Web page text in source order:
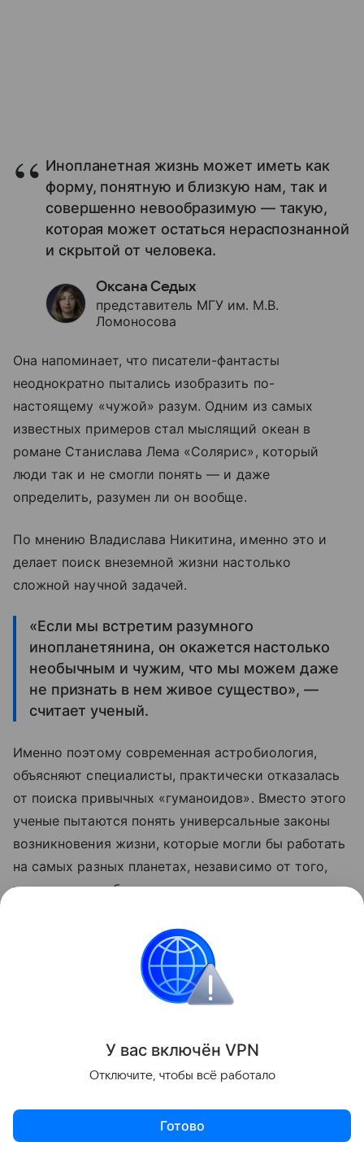
Инопланетная жизнь может иметь как
форму, понятную и близкую нам, так и
совершенно невообразимую — такую,
которая может остаться нераспознанной
и скрытой от человека.
Оксана Седых
представитель МГУ им. М.В.
Ломоносова
Она напоминает, что писатели-фантасты
неоднократно пытались изобразить по-
настоящему «чужой» разум. Одним из самых
известных примеров стал мыслящий океан в
романе Станислава Лема «Солярис», который
люди так и не смогли понять — и даже
определить, разумен ли он вообще.
По мнению Владислава Никитина, именно это и
делает поиск внеземной жизни настолько
сложной научной задачей.
«Если мы встретим разумного
инопланетянина, он окажется настолько
необычным и чужим, что мы можем даже
не признать в нем живое существо», —
считает ученый.
Именно поэтому современная астробиология,
объясняют специалисты, практически отказалась
от поиска привычных «гуманоидов». Вместо этого
ученые пытаются понять универсальные законы
возникновения жизни, которые могли бы работать
на самых разных планетах, независимо от того,
насколько их обитатели похожи на человека.
У вас включён VPN
Отключите, чтобы всё работало
Готово